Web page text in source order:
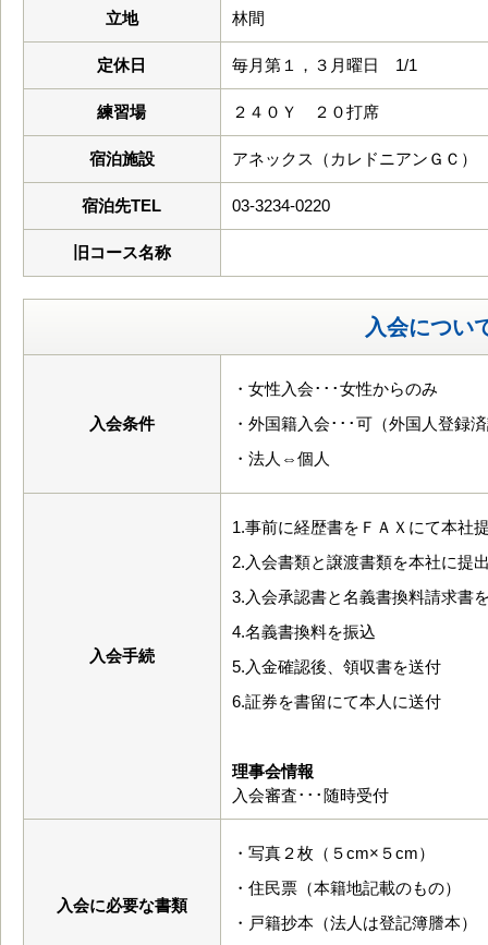
立地 林間
定休日 毎月第１，３月曜日 1/1
練習場 ２４０Ｙ ２０打席
宿泊施設 アネックス（カレドニアンＧＣ）
宿泊先TEL 03-3234-0220
旧コース名称
入会につい
入会条件
・女性入会･･･女性からのみ
・外国籍入会･･･可（外国人登録
・法人⇔個人
入会手続
1.事前に経歴書をＦＡＸにて本社
2.入会書類と譲渡書類を本社に提
3.入会承認書と名義書換料請求書
4.名義書換料を振込
5.入金確認後、領収書を送付
6.証券を書留にて本人に送付
理事会情報
入会審査･･･随時受付
入会に必要な書類
・写真２枚（５cm×５cm）
・住民票（本籍地記載のもの）
・戸籍抄本（法人は登記簿謄本）